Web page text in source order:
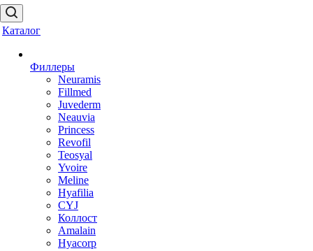
Каталог
Филлеры
Neuramis
Fillmed
Juvederm
Neauvia
Princess
Revofil
Teosyal
Yvoire
Meline
Hyafilia
CYJ
Коллост
Amalain
Hyacorp